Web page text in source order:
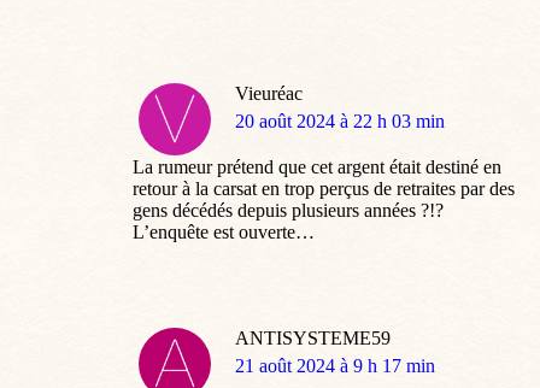
Vieuréac
dit
20 août 2024 à 22 h 03 min
La rumeur prétend que cet argent était destiné en
retour à la carsat en trop perçus de retraites par des
gens décédés depuis plusieurs années ?!?
L’enquête est ouverte…
ANTISYSTEME59
dit
21 août 2024 à 9 h 17 min